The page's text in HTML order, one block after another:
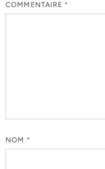
COMMENTAIRE *
NOM *